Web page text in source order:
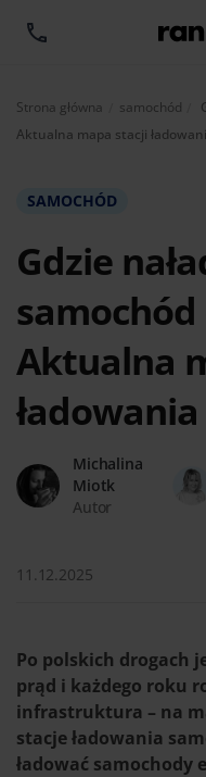
Strona główna samochód
Aktualna mapa stacji
SAMOCHÓD
Gdzie
Aktualna
ładowania
Michalina
Miotk
Autor
11.12.2025
Po polskich drogach
prąd i każdego roku
infrastruktura – na
stacje ładowania
ładować samochody